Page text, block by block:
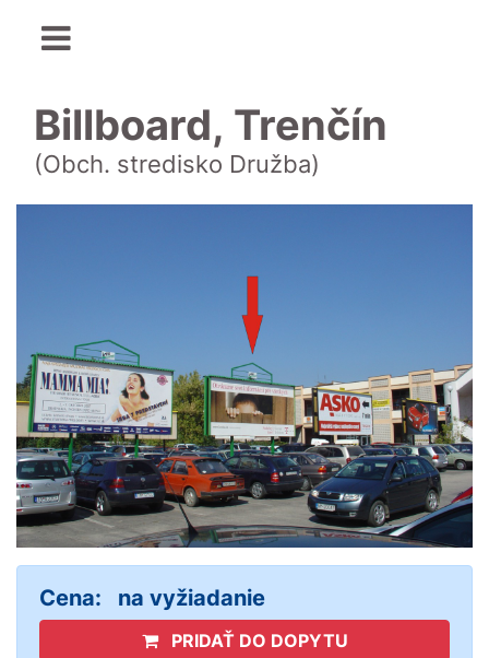
Billboard, Trenčín
(Obch. stredisko Družba)
Cena: na vyžiadanie
PRIDAŤ DO DOPYTU